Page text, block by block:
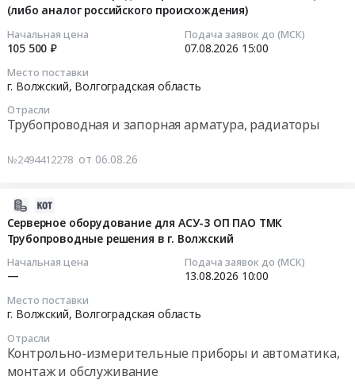
(либо аналог российского происхождения)
Начальная цена
105 500 ₽
Подача заявок до (МСК)
07.08.2026 15:00
Место поставки
г. Волжский, Волгоградская область
Отрасли
Трубопроводная и запорная арматура, радиаторы
№2494412278 от 06.08.26
100
Серверное оборудование для АСУ-3 ОП ПАО ТМК
Трубопроводные решения в г. Волжский
Начальная цена
—
Подача заявок до (МСК)
13.08.2026 10:00
Место поставки
г. Волжский, Волгоградская область
Отрасли
Контрольно-измерительные приборы и автоматика,
монтаж и обслуживание